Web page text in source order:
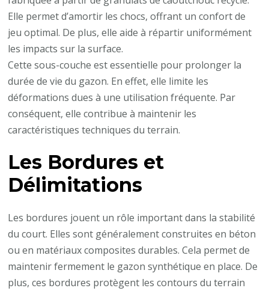
Elle permet d’amortir les chocs, offrant un confort de
jeu optimal. De plus, elle aide à répartir uniformément
les impacts sur la surface.
Cette sous-couche est essentielle pour prolonger la
durée de vie du gazon. En effet, elle limite les
déformations dues à une utilisation fréquente. Par
conséquent, elle contribue à maintenir les
caractéristiques techniques du terrain.
Les Bordures et
Délimitations
Les bordures jouent un rôle important dans la stabilité
du court. Elles sont généralement construites en béton
ou en matériaux composites durables. Cela permet de
maintenir fermement le gazon synthétique en place. De
plus, ces bordures protègent les contours du terrain